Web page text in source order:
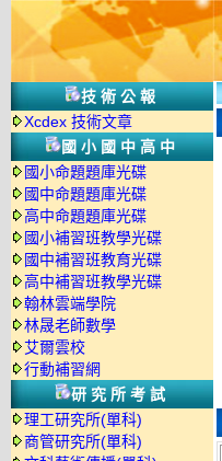
技術公報
Xcdex 技術文章
國小國中高中
國小命題題庫光碟
國中命題題庫光碟
高中命題題庫光碟
國小補習班教學光碟
國中補習班教育光碟
高中補習班教學光碟
翰林雲端學院
林晟老師數學
艾爾雲校
行動補習網
研究所考試
理工研究所(單科)
商管研究所(單科)